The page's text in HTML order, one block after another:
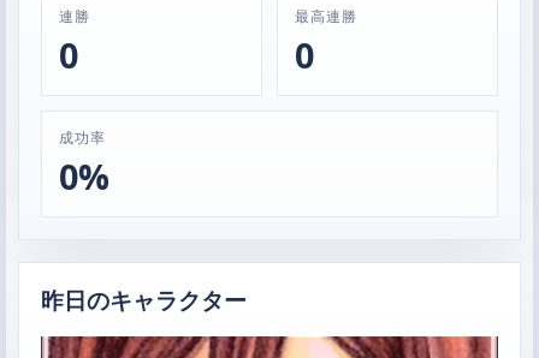
連勝
0
最高連勝
0
成功率
0%
昨日のキャラクター